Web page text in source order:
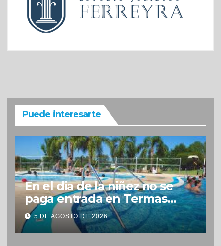
Puede interesarte
En el dia de la niñez no se
paga entrada en Termas
Concepción
5 DE AGOSTO DE 2026